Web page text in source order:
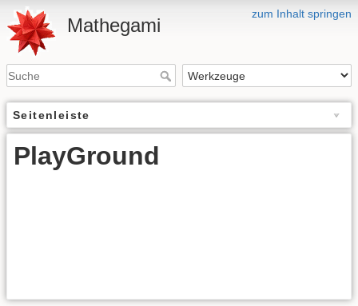
zum Inhalt springen
Mathegami
Seitenleiste
PlayGround